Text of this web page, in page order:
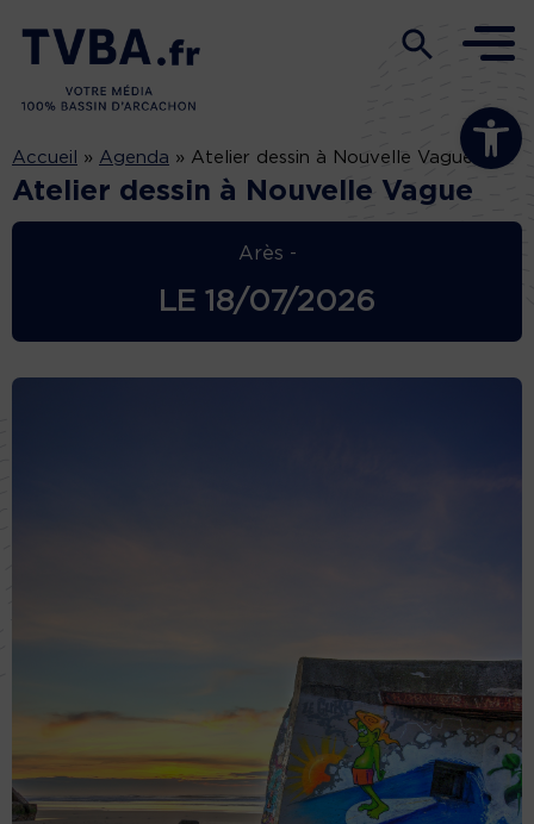
Ouvrir la
Accueil » Agenda » Atelier dessin à Nouvelle Vague
Atelier dessin à Nouvelle Vague
Arès -
LE 18/07/2026